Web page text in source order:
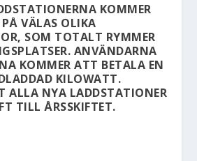
KOMMER
VÄLAS OLIKA
SOM TOTALT RYMMER
ANVÄNDARNA
KOMMER ATT BETALA EN
KILOWATT.
ALLA NYA LADDSTATIONER
TILL ÅRSSKIFTET.